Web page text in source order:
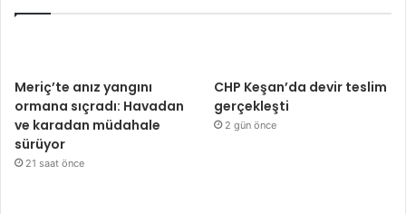
Meriç’te anız yangını
ormana sıçradı: Havadan
ve karadan müdahale
sürüyor
21 saat önce
CHP Keşan’da devir teslim
gerçekleşti
2 gün önce